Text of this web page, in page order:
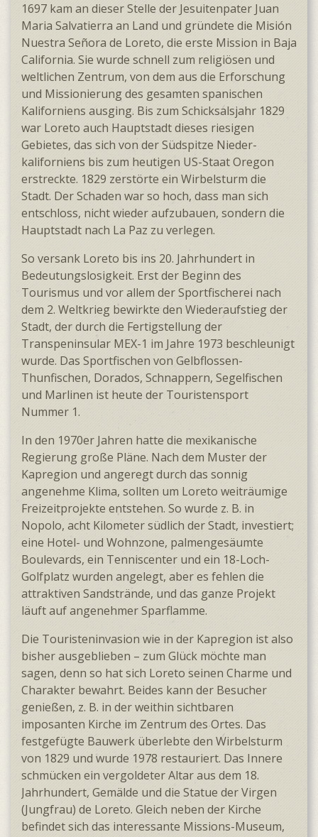
1697 kam an dieser Stelle der Jesuiten­pater Juan
Maria Salvatierra an Land und gründete die Misión
Nuestra Señora de Loreto, die erste Mission in Baja
California. Sie wurde schnell zum religiösen und
welt­lichen Zentrum, von dem aus die Erforschung
und Missio­nierung des gesamten spanischen
Kaliforniens ausging. Bis zum Schicksals­jahr 1829
war Loreto auch Haupt­stadt dieses riesigen
Gebietes, das sich von der Südspitze Nieder­
kaliforniens bis zum heutigen US-Staat Oregon
erstreckte. 1829 zerstörte ein Wirbel­sturm die
Stadt. Der Schaden war so hoch, dass man sich
entschloss, nicht wieder aufzubauen, sondern die
Hauptstadt nach La Paz zu verlegen.
So versank Loreto bis ins 20. Jahrhundert in
Bedeutungs­losigkeit. Erst der Beginn des
Tourismus und vor allem der Sport­fischerei nach
dem 2. Weltkrieg bewirkte den Wieder­aufstieg der
Stadt, der durch die Fertig­stellung der
Transpeninsular MEX-1 im Jahre 1973 beschleunigt
wurde. Das Sportfischen von Gelbflossen-
Thunfischen, Dorados, Schnappern, Segel­fischen
und Marlinen ist heute der Touristensport
Nummer 1.
In den 1970er Jahren hatte die mexikanische
Regierung große Pläne. Nach dem Muster der
Kapregion und angeregt durch das sonnig
angenehme Klima, sollten um Loreto weit­räumige
Freizeit­projekte entstehen. So wurde z. B. in
Nopolo, acht Kilometer südlich der Stadt, investiert;
eine Hotel- und Wohnzone, palmengesäumte
Boulevards, ein Tenniscenter und ein 18-Loch-
Golfplatz wurden angelegt, aber es fehlen die
attraktiven Sand­strände, und das ganze Projekt
läuft auf angenehmer Sparflamme.
Die Touristeninvasion wie in der Kapregion ist also
bisher ausgeblieben – zum Glück möchte man
sagen, denn so hat sich Loreto seinen Charme und
Charakter bewahrt. Beides kann der Besucher
genießen, z. B. in der weithin sicht­baren
imposanten Kirche im Zentrum des Ortes. Das
festgefügte Bauwerk überlebte den Wirbel­sturm
von 1829 und wurde 1978 restauriert. Das Innere
schmücken ein vergoldeter Altar aus dem 18.
Jahrhundert, Gemälde und die Statue der Virgen
(Jungfrau) de Loreto. Gleich neben der Kirche
befindet sich das interessante Missions-Museum,